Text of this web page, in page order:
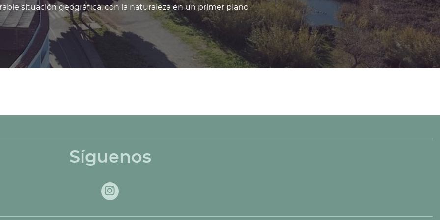
situación geográfica, con la naturaleza en un primer plano
Síguenos
Instagram